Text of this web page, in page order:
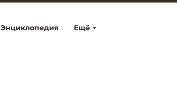
Ещё
Энциклопедия